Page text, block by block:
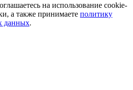
на использование cookie-
а также принимаете политику
данных.